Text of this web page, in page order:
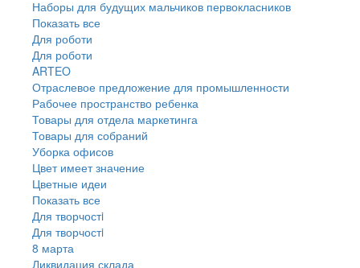
Наборы для будущих мальчиков первокласников
Показать все
Для роботи
Для роботи
ARTEO
Отраслевое предложение для промышленности
Рабочее пространство ребенка
Товары для отдела маркетинга
Товары для собраний
Уборка офисов
Цвет имеет значение
Цветные идеи
Показать все
Для творчостi
Для творчостi
8 марта
Ликвидация склада